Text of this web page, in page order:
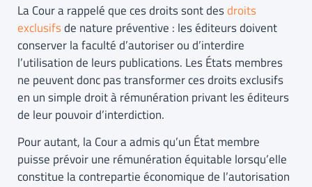
La Cour a rappelé que ces droits sont desdroits
exclusifsde nature préventive : les éditeurs doivent
conserver la faculté d’autoriser ou d’interdire
l’utilisation de leurs publications. Les États membres
ne peuvent donc pas transformer ces droits exclusifs
en un simple droit à rémunération privant les éditeurs
de leur pouvoir d’interdiction.
Pour autant, la Cour a admis qu’un État membre
puisse prévoir une rémunération équitable lorsqu’elle
constitue la contrepartie économique de l’autorisation